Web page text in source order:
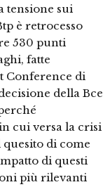
tensione sui
è retrocesso
530 punti
fatte
Conference di
della Bce
cui versa la crisi
di come
di questi
più rilevanti